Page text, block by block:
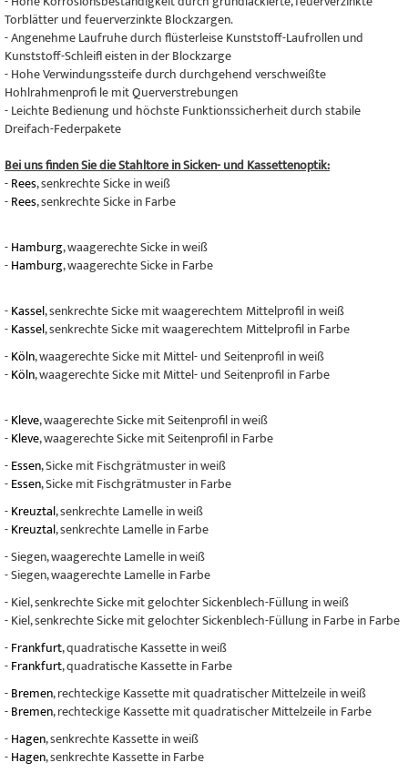
Torblätter und feuerverzinkte Blockzargen.
- Angenehme Laufruhe durch flüsterleise Kunststoff-Laufrollen und
Kunststoff-Schleifl eisten in der Blockzarge
- Hohe Verwindungssteife durch durchgehend verschweißte
Hohlrahmenprofi le mit Querverstrebungen
- Leichte Bedienung und höchste Funktionssicherheit durch stabile
Dreifach-Federpakete
Bei uns finden Sie die Stahltore in Sicken- und Kassettenoptik:
-Rees, senkrechte Sicke in weiß
-Rees, senkrechte Sicke in Farbe
-Hamburg, waagerechte Sicke in weiß
-Hamburg, waagerechte Sicke in Farbe
-Kassel, senkrechte Sicke mit waagerechtem Mittelprofil in weiß
-Kassel, senkrechte Sicke mit waagerechtem Mittelprofil in Farbe
-Köln, waagerechte Sicke mit Mittel- und Seitenprofil in weiß
-Köln, waagerechte Sicke mit Mittel- und Seitenprofil in Farbe
-Kleve, waagerechte Sicke mit Seitenprofil in weiß
-Kleve, waagerechte Sicke mit Seitenprofil in Farbe
-Essen, Sicke mit Fischgrätmuster in weiß
-Essen, Sicke mit Fischgrätmuster in Farbe
-Kreuztal, senkrechte Lamelle in weiß
-Kreuztal, senkrechte Lamelle in Farbe
- Siegen, waagerechte Lamelle in weiß
- Siegen, waagerechte Lamelle in Farbe
- Kiel, senkrechte Sicke mit gelochter Sickenblech-Füllung in weiß
- Kiel, senkrechte Sicke mit gelochter Sickenblech-Füllung in Farbe in Farbe
-Frankfurt, quadratische Kassette in weiß
-Frankfurt, quadratische Kassette in Farbe
-Bremen, rechteckige Kassette mit quadratischer Mittelzeile in weiß
-Bremen, rechteckige Kassette mit quadratischer Mittelzeile in Farbe
-Hagen, senkrechte Kassette in weiß
-Hagen, senkrechte Kassette in Farbe